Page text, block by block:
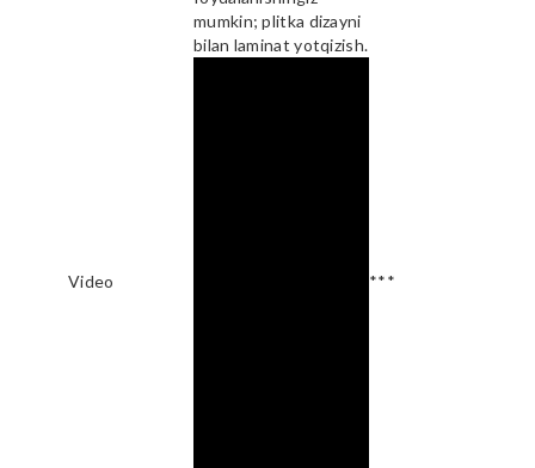
mumkin; plitka dizayni
bilan laminat yotqizish.
Video ***